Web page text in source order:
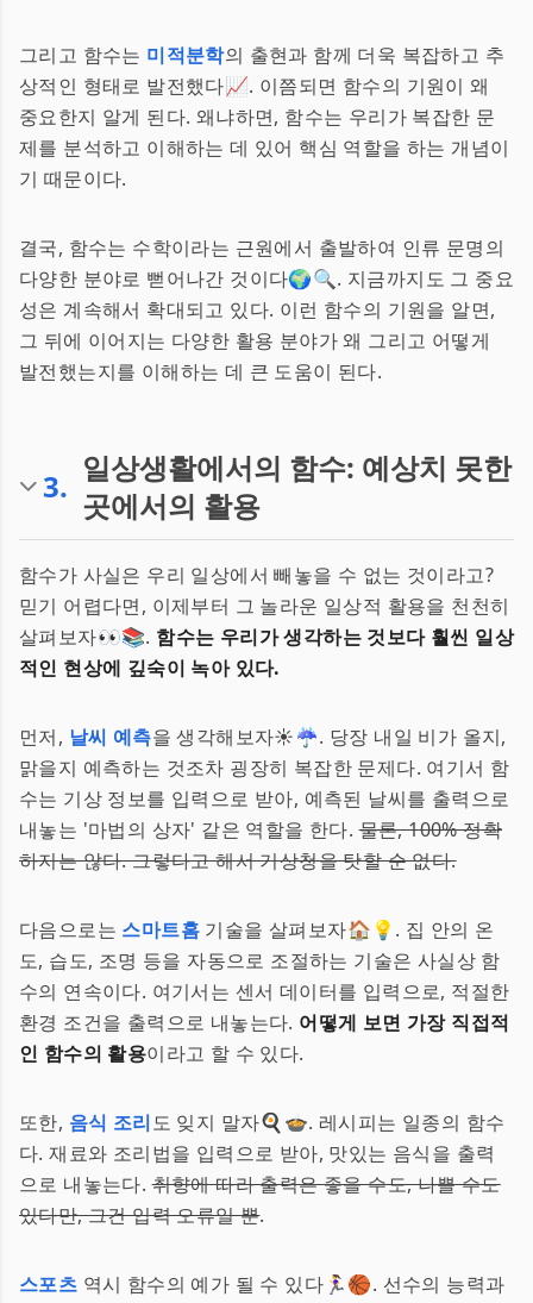
그리고 함수는 미적분학의 출현과 함께 더욱 복잡하고 추
상적인 형태로 발전했다📈. 이쯤되면 함수의 기원이 왜
중요한지 알게 된다. 왜냐하면, 함수는 우리가 복잡한 문
제를 분석하고 이해하는 데 있어 핵심 역할을 하는 개념이
기 때문이다.
결국, 함수는 수학이라는 근원에서 출발하여 인류 문명의
다양한 분야로 뻗어나간 것이다🌍🔍. 지금까지도 그 중요
성은 계속해서 확대되고 있다. 이런 함수의 기원을 알면,
그 뒤에 이어지는 다양한 활용 분야가 왜 그리고 어떻게
발전했는지를 이해하는 데 큰 도움이 된다.
3. 일상생활에서의 함수: 예상치 못한
곳에서의 활용
함수가 사실은 우리 일상에서 빼놓을 수 없는 것이라고?
믿기 어렵다면, 이제부터 그 놀라운 일상적 활용을 천천히
살펴보자👀📚. 함수는 우리가 생각하는 것보다 훨씬 일상
적인 현상에 깊숙이 녹아 있다.
먼저, 날씨 예측을 생각해보자☀️☔. 당장 내일 비가 올지,
맑을지 예측하는 것조차 굉장히 복잡한 문제다. 여기서 함
수는 기상 정보를 입력으로 받아, 예측된 날씨를 출력으로
내놓는 '마법의 상자' 같은 역할을 한다.물론, 100% 정확
하지는 않다. 그렇다고 해서 기상청을 탓할 순 없다.
다음으로는 스마트홈 기술을 살펴보자🏠💡. 집 안의 온
도, 습도, 조명 등을 자동으로 조절하는 기술은 사실상 함
수의 연속이다. 여기서는 센서 데이터를 입력으로, 적절한
환경 조건을 출력으로 내놓는다. 어떻게 보면 가장 직접적
인 함수의 활용이라고 할 수 있다.
또한, 음식 조리도 잊지 말자🍳🍲. 레시피는 일종의 함수
다. 재료와 조리법을 입력으로 받아, 맛있는 음식을 출력
으로 내놓는다.취향에 따라 출력은 좋을 수도, 나쁠 수도
있다만, 그건 입력 오류일 뿐.
스포츠 역시 함수의 예가 될 수 있다🏃‍♀️🏀. 선수의 능력과